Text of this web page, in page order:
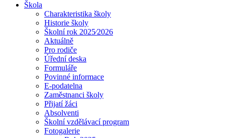
Škola
Charakteristika školy
Historie školy
Školní rok 2025⁄2026
Aktuálně
Pro rodiče
Úřední deska
Formuláře
Povinné informace
E-podatelna
Zaměstnanci školy
Přijatí žáci
Absolventi
Školní vzdělávací program
Fotogalerie